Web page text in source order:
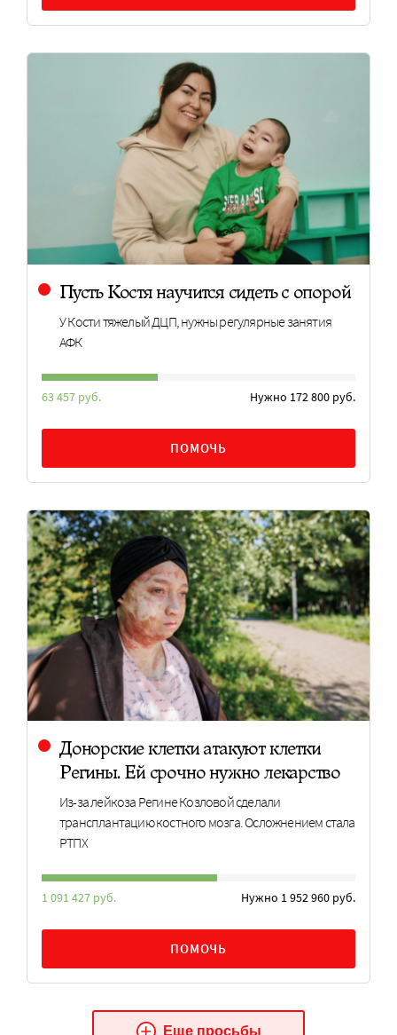
Пусть Костя научится сидеть с опорой
У Кости тяжелый ДЦП, нужны регулярные занятия
АФК
63 457 руб. Нужно 172 800 руб.
ПОМОЧЬ
Донорские клетки атакуют клетки
Регины. Ей срочно нужно лекарство
Из-за лейкоза Регине Козловой сделали
трансплантацию костного мозга. Осложнением стала
РТПХ
1 091 427 руб. Нужно 1 952 960 руб.
ПОМОЧЬ
Еще просьбы